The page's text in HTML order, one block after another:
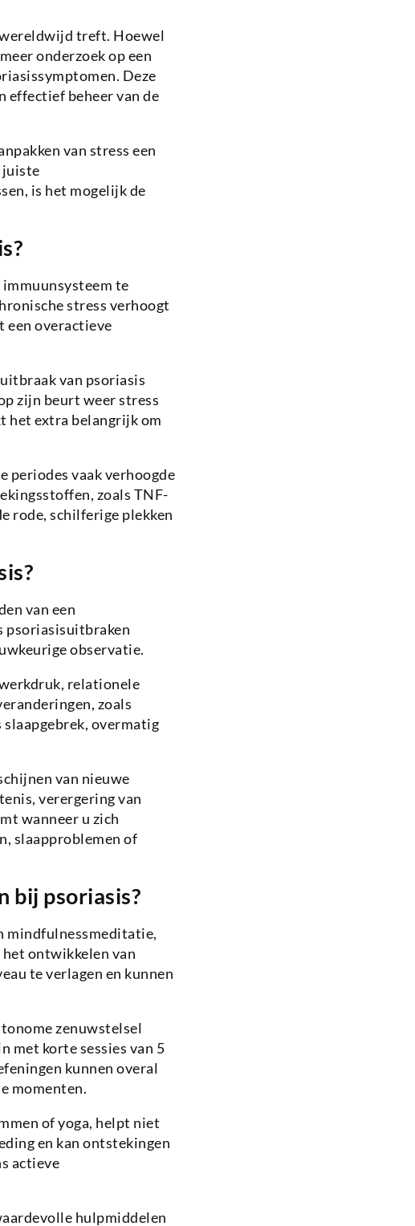
wereldwijd treft. Hoewel
onderzoek op een
Deze
effectief beheer van de
van stress een
juiste
is het mogelijk de
te
stress verhoogt
een overactieve
van psoriasis
zijn beurt weer stress
het extra belangrijk om
periodes vaak verhoogde
zoals TNF-
rode, schilferige plekken
van een
psoriasisuitbraken
observatie.
relationele
zoals
slaapgebrek, overmatig
van nieuwe
verergering van
wanneer u zich
slaapproblemen of
bij psoriasis?
mindfulnessmeditatie,
ontwikkelen van
te verlagen en kunnen
zenuwstelsel
met korte sessies van 5
kunnen overal
momenten.
of yoga, helpt niet
en kan ontstekingen
actieve
hulpmiddelen